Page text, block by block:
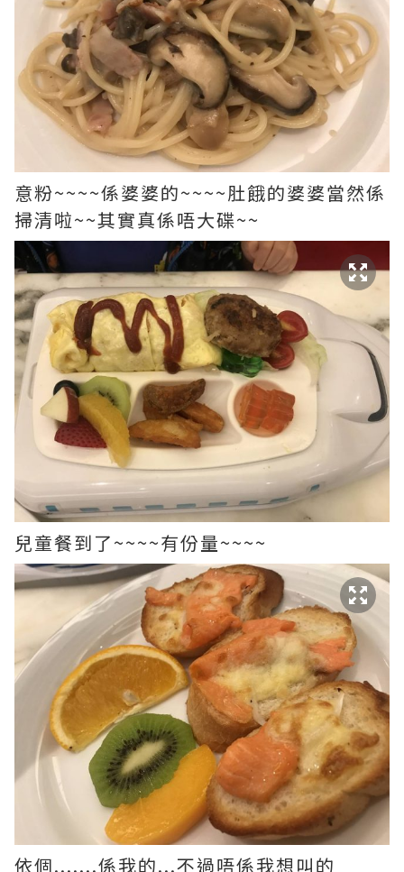
意粉~~~~係婆婆的~~~~肚餓的婆婆當然係
掃清啦~~其實真係唔大碟~~
兒童餐到了~~~~有份量~~~~
依個.......係我的...不過唔係我想叫的